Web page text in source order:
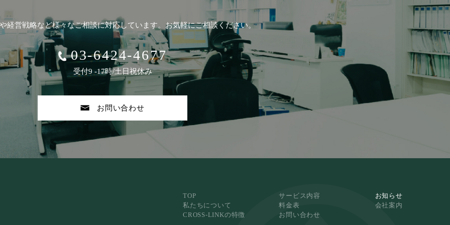
経営戦略など様々なご相談に対応しています。 お気軽にご相談ください。
03-6424-4677
受付9 -17時/土日祝休み
お問い合わせ
TOP サービス内容
お知らせ
私たちについて
料金表
会社案内
CROSS-LINKの特徴
お問い合わせ